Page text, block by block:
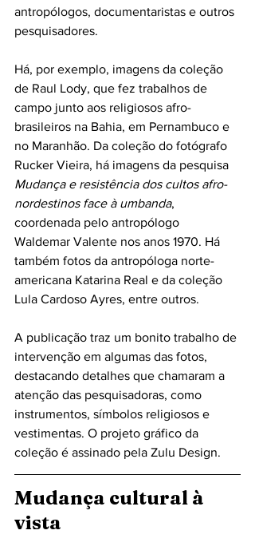
antropólogos, documentaristas e outros
pesquisadores.
Há, por exemplo, imagens da coleção
de Raul Lody, que fez trabalhos de
campo junto aos religiosos afro-
brasileiros na Bahia, em Pernambuco e
no Maranhão. Da coleção do fotógrafo
Rucker Vieira, há imagens da pesquisa
Mudança e resistência dos cultos afro-
nordestinos face à umbanda,
coordenada pelo antropólogo
Waldemar Valente nos anos 1970. Há
também fotos da antropóloga norte-
americana Katarina Real e da coleção
Lula Cardoso Ayres, entre outros.
A publicação traz um bonito trabalho de
intervenção em algumas das fotos,
destacando detalhes que chamaram a
atenção das pesquisadoras, como
instrumentos, símbolos religiosos e
vestimentas. O projeto gráfico da
coleção é assinado pela Zulu Design.
Mudança cultural à
vista